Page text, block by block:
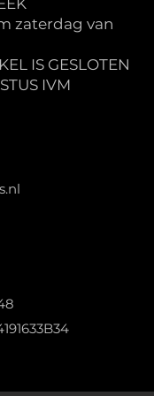
zaterdag van
IS GESLOTEN
IVM